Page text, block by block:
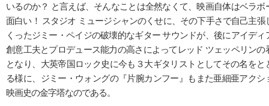
いるのか？ と言えば、そんなことは全然なくて、映画自体はベラボ
面白い！ スタジオ ミュージシャンのくせに、その下手さで自己主張
くったジミー・ペイジの破壊的なギター サウンドが、後にアイディ
創意工夫とプロデュース能力の高さによってレッド ツェッペリンの
となり、大英帝国ロック史に今も３大ギタリストとしてその名をと
る様に、ジミー・ウォングの『片腕カンフー』もまた亜細亜アクシ
映画史の金字塔なのである。